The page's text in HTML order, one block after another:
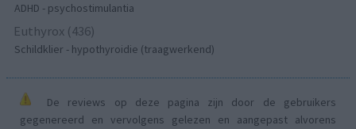
ADHD - psychostimulantia
Euthyrox (436)
Schildklier - hypothyroidie (traagwerkend)
De reviews op deze pagina zijn door de gebruikers
gegenereerd en vervolgens gelezen en aangepast alvorens